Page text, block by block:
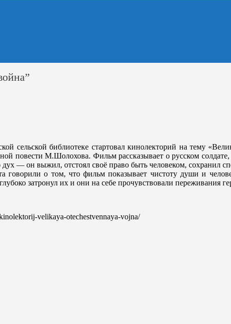
сельской библиотеке стартовал кинолекторий на тему
повести М.Шолохова. Фильм рассказывает о русском
дух — он выжил, отстоял своё право быть человеком, сохранил
говорили о том, что фильм показывает чистоту души и
затронул их и они на себе прочувствовали переживания
velikaya-otechestvennaya-vojna/